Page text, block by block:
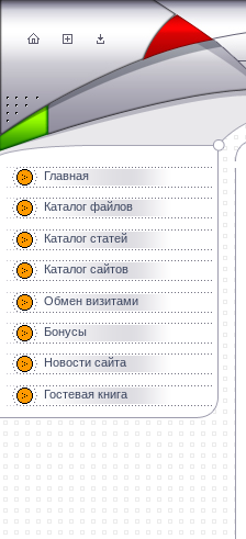
Главная
Каталог файлов
Каталог статей
Каталог сайтов
Обмен визитами
Бонусы
Новости сайта
Гостевая книга